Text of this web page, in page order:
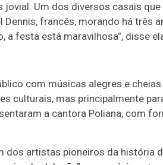
Um dos diversos casais
Dennis, francês, morando há três
a festa está maravilhosa”, disse
com músicas alegres e
culturais, mas principalmente
a cantora Poliana, com
dos artistas pioneiros da história